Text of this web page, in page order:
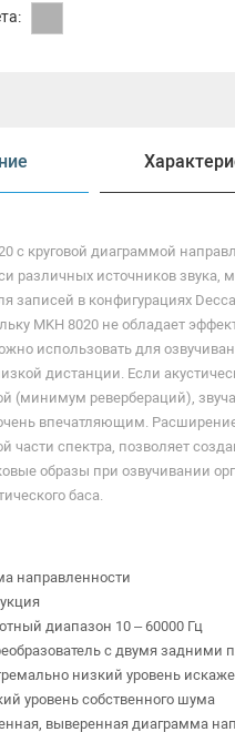
с круговой диаграммой
различных источников звука,
записей в конфигурациях
MKH 8020 не обладает
использовать для
дистанции. Если
(минимум ревербераций),
впечатляющим. Расширение
части спектра, позволяет
образы при озвучивании
баса.
направленности
диапазон 10 – 60000 Гц
с двумя задними
низкий уровень
уровень собственного шума
выверенная диаграмма